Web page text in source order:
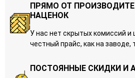
ПРЯМО ОТ
НАЦЕНОК
У нас нет скрытых комиссий и
честный прайс, как на заводе,
ПОСТОЯННЫЕ СКИДКИ И